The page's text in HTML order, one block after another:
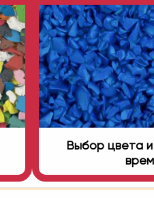
Выбор цвета и